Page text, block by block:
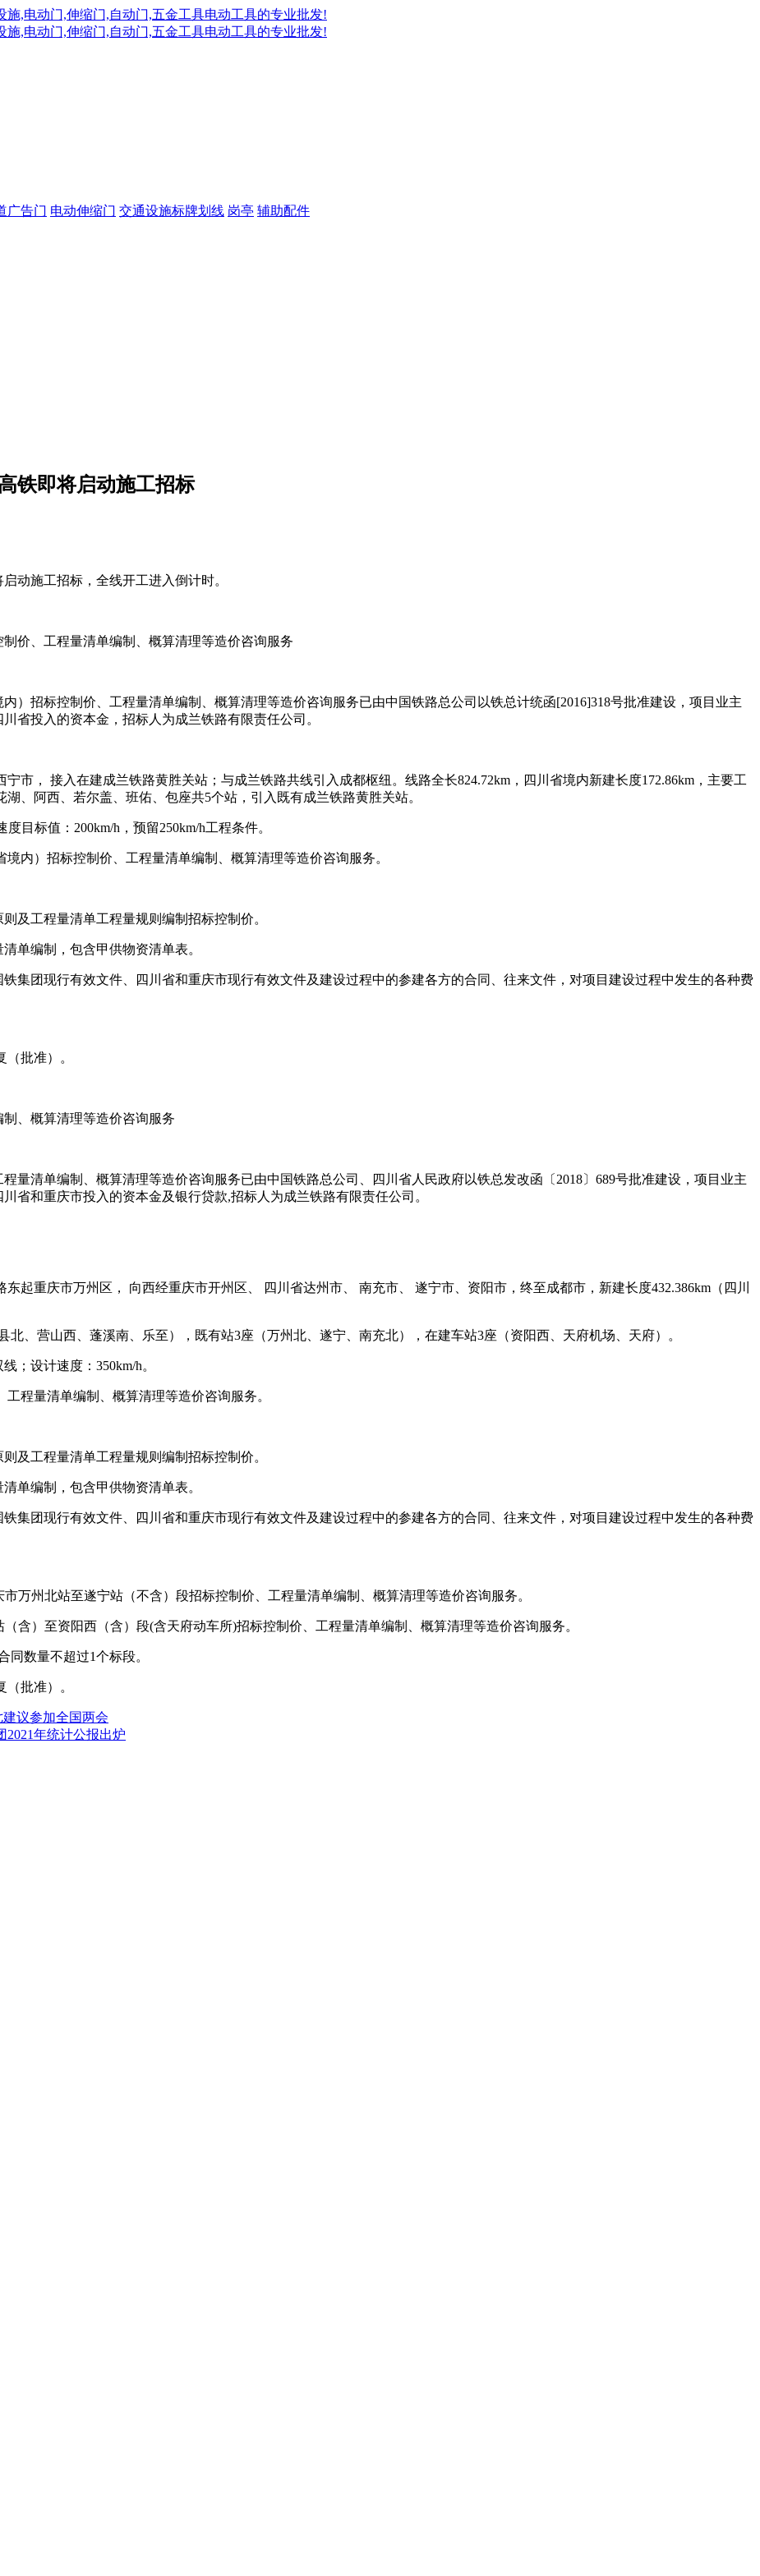
广告门 电动伸缩门 交通设施标牌划线 岗亭 辅助配件
铁即将启动施工招标
动施工招标，全线开工进入倒计时。
价、工程量清单编制、概算清理等造价咨询服务
）招标控制价、工程量清单编制、概算清理等造价咨询服务已由中国铁路总公司以铁总计统函[2016]318号批准建设，项目业主
省投入的资本金，招标人为成兰铁路有限责任公司。
市， 接入在建成兰铁路黄胜关站；与成兰铁路共线引入成都枢纽。线路全长824.72km，四川省境内新建长度172.86km，主要工
湖、阿西、若尔盖、班佑、包座共5个站，引入既有成兰铁路黄胜关站。
目标值：200km/h，预留250km/h工程条件。
内）招标控制价、工程量清单编制、概算清理等造价咨询服务。
及工程量清单工程量规则编制招标控制价。
单编制，包含甲供物资清单表。
集团现行有效文件、四川省和重庆市现行有效文件及建设过程中的参建各方的合同、往来文件，对项目建设过程中发生的各种费
批准）。
、概算清理等造价咨询服务
量清单编制、概算清理等造价咨询服务已由中国铁路总公司、四川省人民政府以铁总发改函〔2018〕689号批准建设，项目业主
省和重庆市投入的资本金及银行贷款,招标人为成兰铁路有限责任公司。
起重庆市万州区， 向西经重庆市开州区、 四川省达州市、 南充市、 遂宁市、资阳市，终至成都市，新建长度432.386km（四川
、营山西、蓬溪南、乐至），既有站3座（万州北、遂宁、南充北），在建车站3座（资阳西、天府机场、天府）。
；设计速度：350km/h。
程量清单编制、概算清理等造价咨询服务。
及工程量清单工程量规则编制招标控制价。
单编制，包含甲供物资清单表。
集团现行有效文件、四川省和重庆市现行有效文件及建设过程中的参建各方的合同、往来文件，对项目建设过程中发生的各种费
万州北站至遂宁站（不含）段招标控制价、工程量清单编制、概算清理等造价咨询服务。
含）至资阳西（含）段(含天府动车所)招标控制价、工程量清单编制、概算清理等造价咨询服务。
数量不超过1个标段。
批准）。
议参加全国两会
2021年统计公报出炉